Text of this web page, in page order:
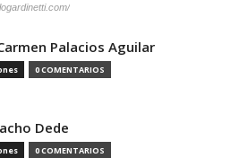
Palacios Aguilar
0 COMENTARIOS
Dede
0 COMENTARIOS